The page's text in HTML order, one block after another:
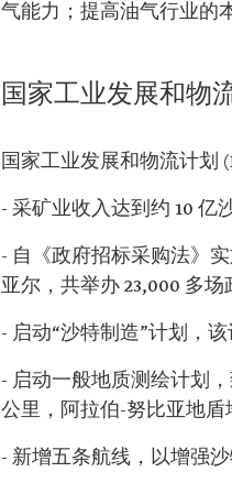
气能力；提高油气行业的
国家工业发展和物
国家工业发展和物流计划
- 采矿业收入达到约 10 亿
- 自《政府招标采购法》
亚尔，共举办 23,000 多场
- 启动“沙特制造”计划，
- 启动一般地质测绘计划
公里，阿拉伯-努比亚地盾
- 新增五条航线，以增强